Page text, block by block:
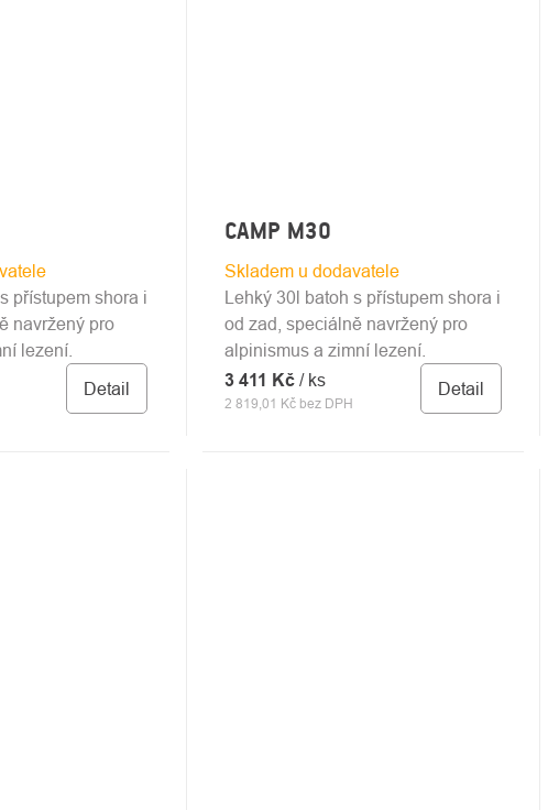
Detail
přístupem shora i
navržený pro
lezení.
CAMP M30
Skladem u dodavatele
2 819,01 Kč bez DPH
3 411 Kč/ ks Detail
Lehký 30l batoh s přístupem shora i
od zad, speciálně navržený pro
alpinismus a zimní lezení.